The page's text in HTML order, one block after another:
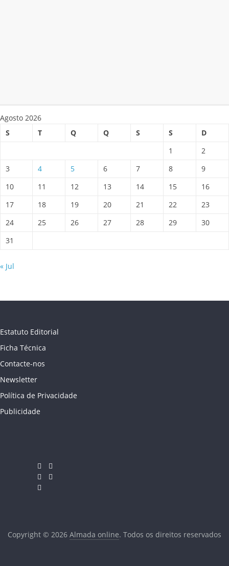
Agosto 2026
S
T Q Q S S
D
1
2
3
4 5 6 7 8
9
10
11 12 13 14 15
16
17
18 19 20 21 22
23
24
25 26 27 28 29
30
31
« Jul
Estatuto Editorial
Ficha Técnica
Contacte-nos
Newsletter
Política de Privacidade
Publicidade
Copyright © 2026 Almada online. Todos os direitos reservados